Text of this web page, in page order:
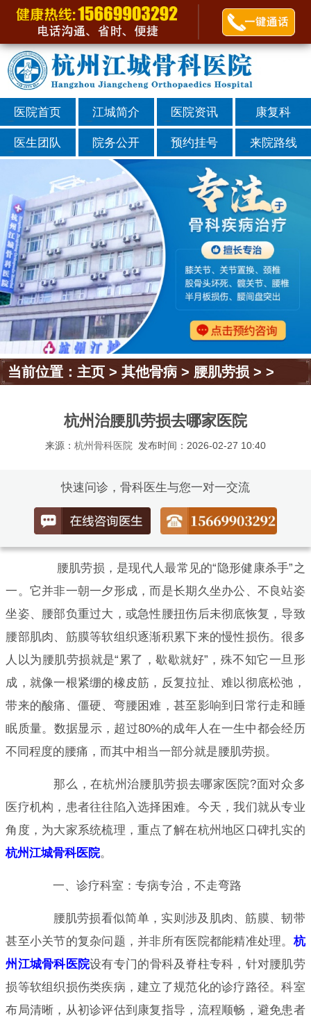
医院首页 江城简介 医院资讯 康复科
医生团队 院务公开 预约挂号 来院路线
当前位置： 主页 >其他骨病 > 腰肌劳损 > >
杭州治腰肌劳损去哪家医院
来源： 杭州骨科医院 发布时间：2026-02-27 10:40
快速问诊，骨科医生与您一对一交流
腰肌劳损，是现代人最常见的“隐形健康杀手”之
一。它并非一朝一夕形成，而是长期久坐办公、不良站姿
坐姿、腰部负重过大，或急性腰扭伤后未彻底恢复，导致
腰部肌肉、筋膜等软组织逐渐积累下来的慢性损伤。很多
人以为腰肌劳损就是“累了，歇歇就好”，殊不知它一旦形
成，就像一根紧绷的橡皮筋，反复拉扯、难以彻底松弛，
带来的酸痛、僵硬、弯腰困难，甚至影响到日常行走和睡
眠质量。数据显示，超过80%的成年人在一生中都会经历
不同程度的腰痛，而其中相当一部分就是腰肌劳损。
那么，在杭州治腰肌劳损去哪家医院?面对众多
医疗机构，患者往往陷入选择困难。今天，我们就从专业
角度，为大家系统梳理，重点了解在杭州地区口碑扎实的
杭州江城骨科医院。
一、诊疗科室：专病专治，不走弯路
腰肌劳损看似简单，实则涉及肌肉、筋膜、韧带
甚至小关节的复杂问题，并非所有医院都能精准处理。 杭
州江城骨科医院设有专门的骨科及脊柱专科，针对腰肌劳
损等软组织损伤类疾病，建立了规范化的诊疗路径。科室
布局清晰，从初诊评估到康复指导，流程顺畅，避免患者